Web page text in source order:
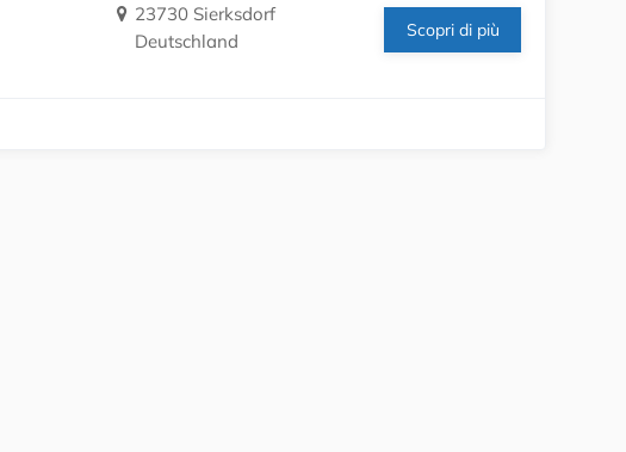
23730 Sierksdorf
Deutschland
Scopri di più